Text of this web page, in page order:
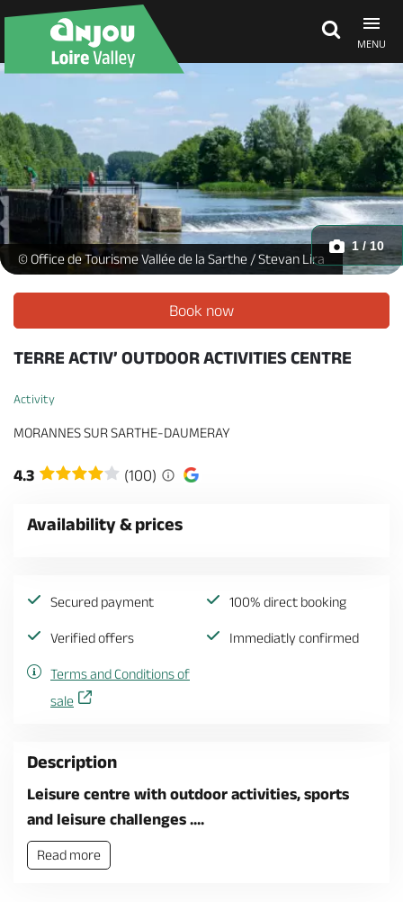
MENU
Explore Anjou
See & do
What's on
Eat & stay
Terre-Activ-2022-Sélection-WEB-13 -
© Office de Tourisme Vallée de la Sarthe / Stevan Lira
1 / 10
Book now
TERRE ACTIV’ OUTDOOR ACTIVITIES CENTRE
Activity
MORANNES SUR SARTHE-DAUMERAY
4.3 (100)
Availability & prices
Secured payment 100% direct booking
Verified offers Immediatly confirmed
Terms and Conditions of
sale
Description
Leisure centre with outdoor activities, sports
and leisure challenges ....
Read more